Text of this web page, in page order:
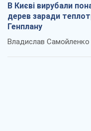
В Києві вирубали
дерев заради
Генплану
Владислав Самойленко